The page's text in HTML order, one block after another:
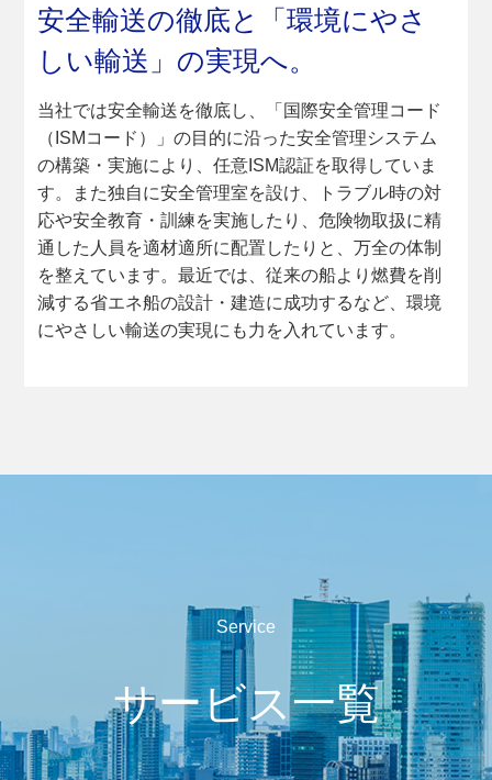
安全輸送の徹底と
「環境にやさ
しい輸送」の実現へ。
当社では安全輸送を徹底し、「国際安全管理コード
（ISMコード）」の目的に沿った安全管理システム
の構築・実施により、任意ISM認証を取得していま
す。また独自に安全管理室を設け、トラブル時の対
応や安全教育・訓練を実施したり、危険物取扱に精
通した人員を適材適所に配置したりと、万全の体制
を整えています。最近では、従来の船より燃費を削
減する省エネ船の設計・建造に成功するなど、環境
にやさしい輸送の実現にも力を入れています。
Service
サービス一覧